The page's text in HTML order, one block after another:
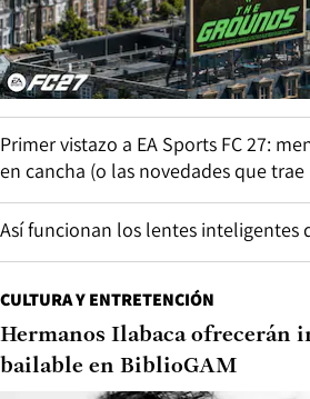
Primer vistazo a EA Sports FC 27:
en cancha (o las novedades que trae
Así funcionan los lentes inteligentes
CULTURA Y ENTRETENCIÓN
Hermanos Ilabaca ofrecerán
bailable en BiblioGAM